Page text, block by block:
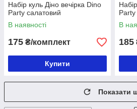
Набір куль Діно вечірка Dino
Party салатовий
В наявності
175 ₴/комплект
Купити
Party
В
185
Показати